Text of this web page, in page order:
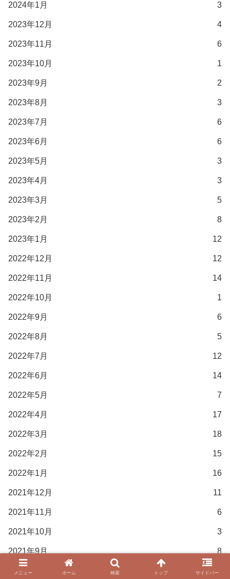
2024年1月 3
2023年12月 4
2023年11月 6
2023年10月 1
2023年9月 2
2023年8月 3
2023年7月 6
2023年6月 6
2023年5月 3
2023年4月 3
2023年3月 5
2023年2月 8
2023年1月 12
2022年12月 12
2022年11月 14
2022年10月 1
2022年9月 6
2022年8月 5
2022年7月 12
2022年6月 14
2022年5月 7
2022年4月 17
2022年3月 18
2022年2月 15
2022年1月 16
2021年12月 11
2021年11月 6
2021年10月 3
2021年9月 8
2021年8月 7
メニュー ホーム 検索 トップ サイドバー